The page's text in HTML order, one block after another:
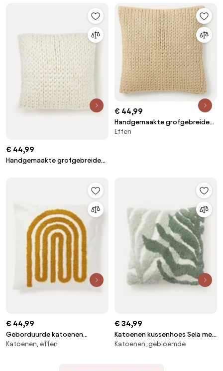
€ 44,99
Handgemaakte grofgebreide
€ 44,99
Handgemaakte grofgebreide
kussenhoes Adyna
Effen
€ 44,99
Geborduurde katoenen
kussenhoes Vahid met hoog-
Katoenen, effen
€ 34,99
Katoenen kussenhoes Sela met
getuft plantenmotief
Katoenen, gebloemde